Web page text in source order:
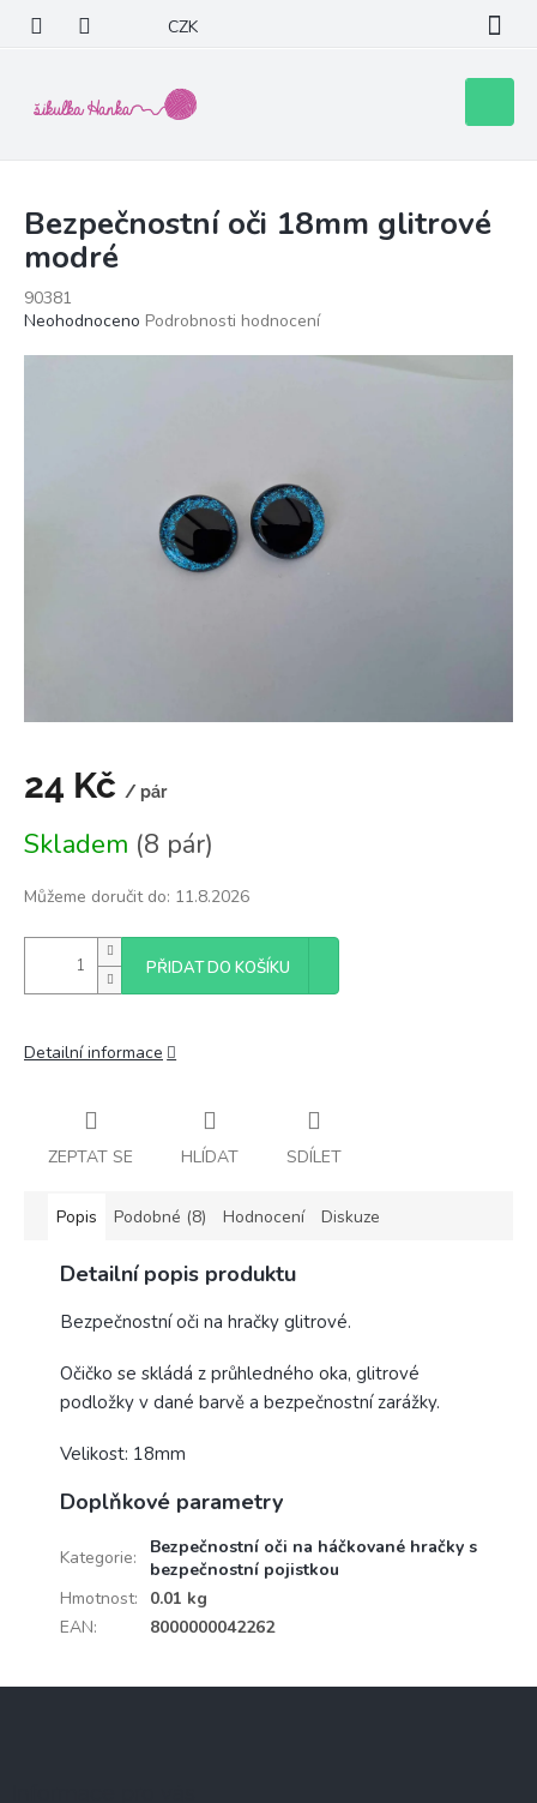
obsah
CZK
košík
Bezpečnostní oči 18mm glitrové
modré
90381
Průměrné
Neohodnoceno Podrobnosti hodnocení
24 Kč / pár
cena:
Skladem (8 pár)
Můžeme doručit do: 11.8.2026
PŘIDAT DO KOŠÍKU
Detailní informace
ZEPTAT SE HLÍDAT SDÍLET
Popis Podobné (8) Hodnocení Diskuze
Detailní popis produktu
Bezpečnostní oči na hračky glitrové.
Očičko se skládá z průhledného oka, glitrové
podložky v dané barvě a bezpečnostní zarážky.
Velikost: 18mm
Doplňkové parametry
Kategorie:
Bezpečnostní oči na háčkované hračky s
bezpečnostní pojistkou
Hmotnost:
0.01 kg
EAN: 8000000042262